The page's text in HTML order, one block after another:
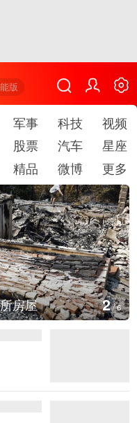
版
军事 科技
视频
股票 汽车
星座
精品 微博 更多
房屋 2/6